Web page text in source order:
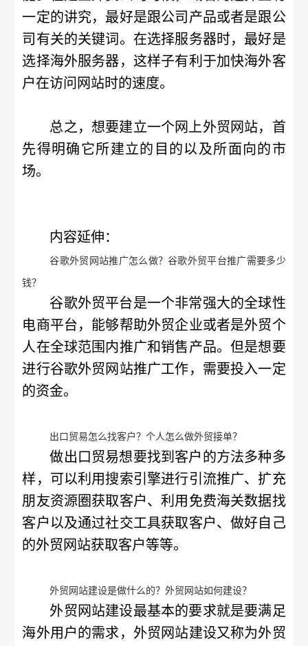
一定的讲究，最好是跟公司产品或者是跟公
司有关的关键词。在选择服务器时，最好是
选择海外服务器，这样子有利于加快海外客
户在访问网站时的速度。
总之，想要建立一个网上外贸网站，首
先得明确它所建立的目的以及所面向的市
场。
内容延伸：
谷歌外贸网站推广怎么做？谷歌外贸平台推广需要多少
钱？
谷歌外贸平台是一个非常强大的全球性
电商平台，能够帮助外贸企业或者是外贸个
人在全球范围内推广和销售产品。但是想要
进行谷歌外贸网站推广工作，需要投入一定
的资金。
出口贸易怎么找客户？个人怎么做外贸接单？
做出口贸易想要找到客户的方法多种多
样，可以利用搜索引擎进行引流推广、扩充
朋友资源圈获取客户、利用免费海关数据找
客户以及通过社交工具获取客户、做好自己
的外贸网站获取客户等等。
外贸网站建设是做什么的？外贸网站如何建设？
外贸网站建设最基本的要求就是要满足
海外用户的需求，外贸网站建设又称为外贸